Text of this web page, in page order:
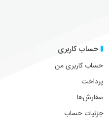
حساب کاربری
حساب کاربری من
پرداخت
سفارش‌ها
جزئیات حساب